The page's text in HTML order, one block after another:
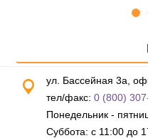
ул. Бассейная 3а,
тел/факс: 0 (800)
Понедельник -
Суббота: с 11:00 до